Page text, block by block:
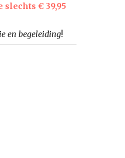
slechts € 39,95
en begeleiding!